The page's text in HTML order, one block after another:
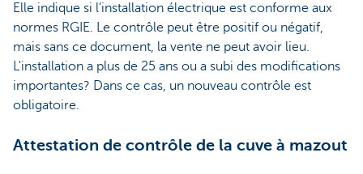
Elle indique si l'installation électrique est conforme aux
normes RGIE. Le contrôle peut être positif ou négatif,
mais sans ce document, la vente ne peut avoir lieu.
L'installation a plus de 25 ans ou a subi des modifications
importantes? Dans ce cas, un nouveau contrôle est
obligatoire.
Attestation de contrôle de la cuve à mazout